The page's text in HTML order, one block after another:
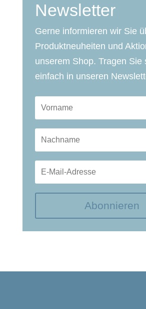
Newsletter
Gerne informieren wir Sie
Produktneuheiten und
unserem Shop. Tragen Sie
einfach in unseren
Abonnieren